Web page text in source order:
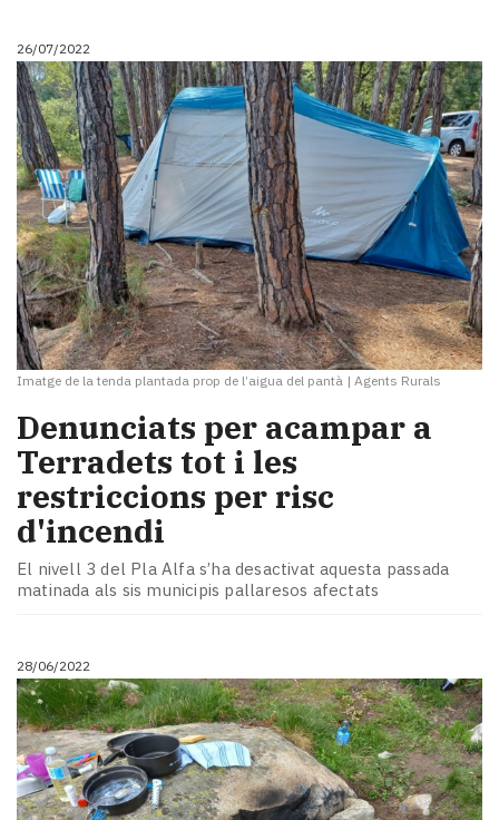
26/07/2022
Imatge de la tenda plantada prop de l’aigua del pantà | Agents Rurals
Denunciats per acampar a
Terradets tot i les
restriccions per risc
d'incendi
El nivell 3 del Pla Alfa s’ha desactivat aquesta passada
matinada als sis municipis pallaresos afectats
28/06/2022